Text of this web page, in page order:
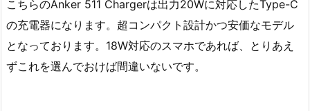
こちらのAnker 511 Chargerは出力20Wに対応したType-C
の充電器になります。超コンパクト設計かつ安価なモデル
となっております。18W対応のスマホであれば、とりあえ
ずこれを選んでおけば間違いないです。